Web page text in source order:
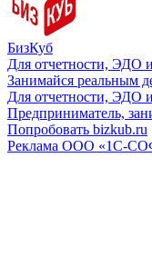
БизКуб
Для отчетности, ЭДО
Занимайся реальным
Для отчетности, ЭДО
Предприниматель,
Попробовать bizkub.ru
Реклама ООО «1С-